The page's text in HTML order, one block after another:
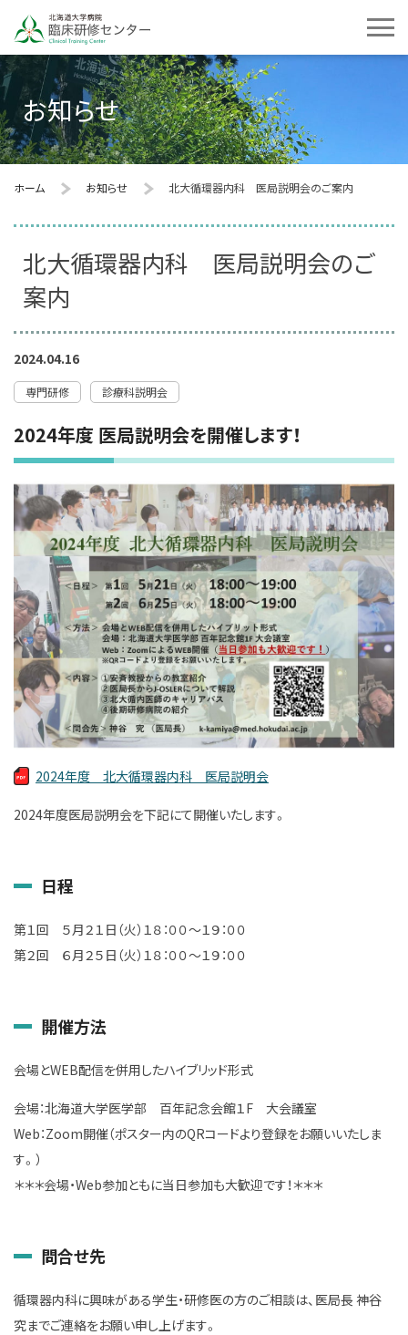
お知らせ
ホーム お知らせ 北大循環器内科 医局説明会のご案内
北大循環器内科 医局説明会のご
案内
2024.04.16
専門研修 診療科説明会
2024年度 医局説明会を開催します！
2024年度 北大循環器内科 医局説明会
2024年度医局説明会を下記にて開催いたします。
日程
第１回 ５月２１日（火）１８：００～１９：００
第２回 ６月２５日（火）１８：００～１９：００
開催方法
会場とWEB配信を併用したハイブリッド形式
会場：北海道大学医学部 百年記念会館１F 大会議室
Web：Zoom開催（ポスター内のQRコードより登録をお願いいたしま
す。）
＊＊＊会場・Web参加ともに当日参加も大歓迎です！＊＊＊
問合せ先
循環器内科に興味がある学生・研修医の方のご相談は、医局長 神谷
究までご連絡をお願い申し上げます。